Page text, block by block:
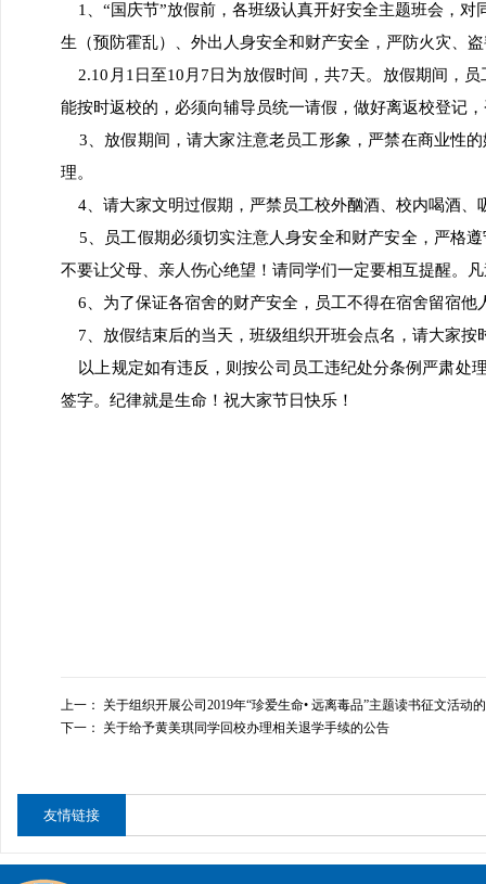
1、“国庆节”放假前，各班级认真开好安全主题班会，对
生（预防霍乱）、外出人身安全和财产安全，严防火灾、
2.10月1日至10月7日为放假时间，共7天。放假期间，
能按时返校的，必须向辅导员统一请假，做好离返校登记
3、放假期间，请大家注意老员工形象，严禁在商业性
理。
4、请大家文明过假期，严禁员工校外酗酒、校内喝酒、
5、员工假期必须切实注意人身安全和财产安全，严格
不要让父母、亲人伤心绝望！请同学们一定要相互提醒。
6、为了保证各宿舍的财产安全，员工不得在宿舍留宿他
7、放假结束后的当天，班级组织开班会点名，请大家按
以上规定如有违反，则按公司员工违纪处分条例严肃处
签字。纪律就是生命！祝大家节日快乐！
上一：
关于组织开展公司2019年“珍爱生命• 远离毒品”主题读书征文活动
下一：
关于给予黄美琪同学回校办理相关退学手续的公告
友情链接